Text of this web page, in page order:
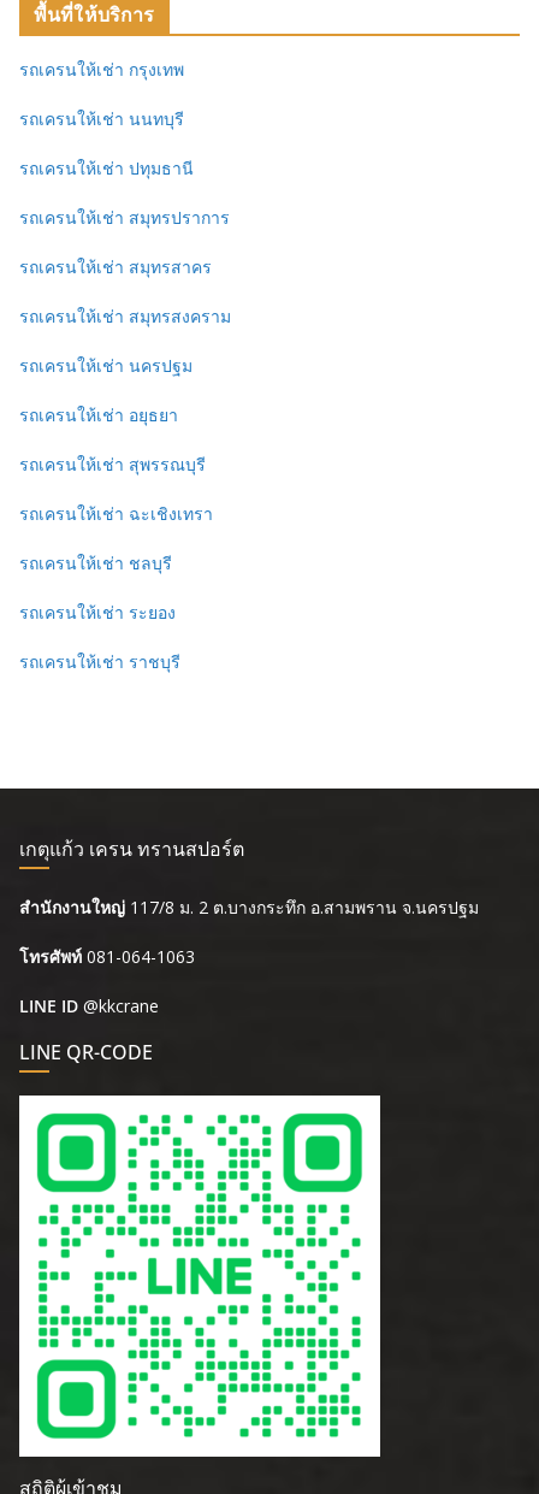
พื้นที่ให้บริการ
รถเครนให้เช่า กรุงเทพ
รถเครนให้เช่า นนทบุรี
รถเครนให้เช่า ปทุมธานี
รถเครนให้เช่า สมุทรปราการ
รถเครนให้เช่า สมุทรสาคร
รถเครนให้เช่า สมุทรสงคราม
รถเครนให้เช่า นครปฐม
รถเครนให้เช่า อยุธยา
รถเครนให้เช่า สุพรรณบุรี
รถเครนให้เช่า ฉะเชิงเทรา
รถเครนให้เช่า ชลบุรี
รถเครนให้เช่า ระยอง
รถเครนให้เช่า ราชบุรี
เกตุแก้ว เครน ทรานสปอร์ต
สำนักงานใหญ่ 117/8 ม. 2 ต.บางกระทึก อ.สามพราน จ.นครปฐม
โทรศัพท์ 081-064-1063
LINE ID @kkcrane
LINE QR-CODE
สถิติผู้เข้าชม